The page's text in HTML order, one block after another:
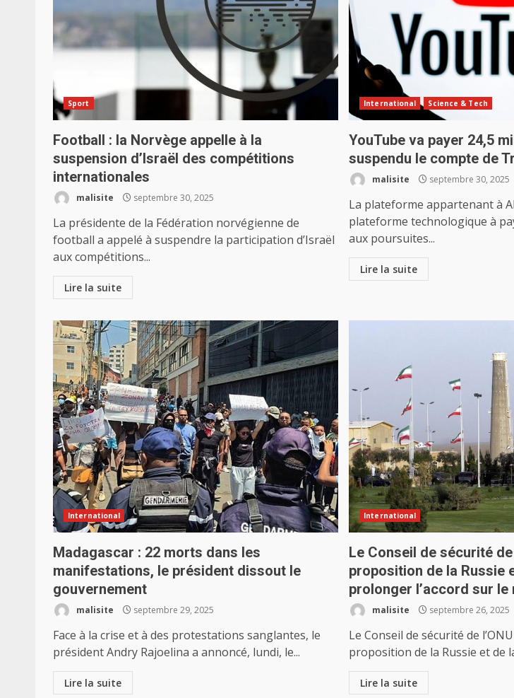
Sport
Football : la Norvège appelle à la
suspension d’Israël des compétitions
internationales
malisite septembre 30, 2025
La présidente de la Fédération norvégienne de
football a appelé à suspendre la participation d’Israël
aux compétitions...
Lire la suite
International Science & Tech
YouTube va payer 24,5
suspendu le compte de
malisite septembre 30, 2025
La plateforme appartenant à
plateforme technologique à
aux poursuites...
Lire la suite
International
Madagascar : 22 morts dans les
manifestations, le président dissout le
gouvernement
malisite septembre 29, 2025
Face à la crise et à des protestations sanglantes, le
président Andry Rajoelina a annoncé, lundi, le...
Lire la suite
International
Le Conseil de sécurité de
proposition de la Russie
prolonger l’accord sur le
malisite septembre 26, 2025
Le Conseil de sécurité de
proposition de la Russie et de
Lire la suite